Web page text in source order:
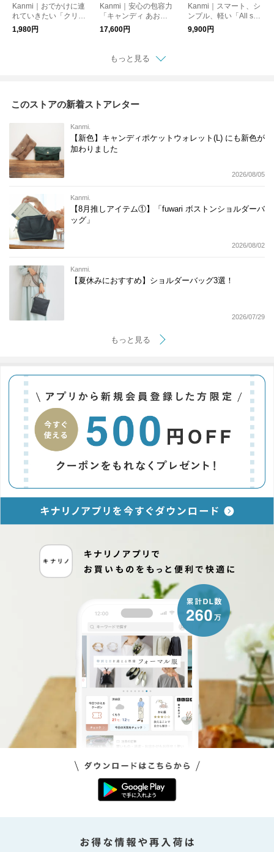
Kanmi｜おでかけに連
れていきたい「クリア
ウッド アニマル ブロ
ーチ」【SP21-85】
1,980円
Kanmi｜安心の包容力
「キャンディ あおり
ロングがま口ウォレッ
ト」【WL24-55】財
17,600円
Kanmi｜スマート、シ
ンプル、軽い「All stor
y スリムウォレット」
【WL23-43】財布
9,900円
もっと見る
このストアの新着ストアレター
Kanmi.
【新色】キャンディポケットウォレット(L) にも新色が
加わりました
2026/08/05
Kanmi.
【8月推しアイテム①】「fuwari ボストンショルダーバ
ッグ」
2026/08/02
Kanmi.
【夏休みにおすすめ】ショルダーバッグ3選！
2026/07/29
もっと見る